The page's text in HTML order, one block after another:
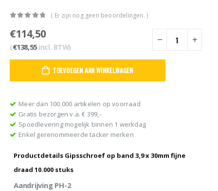
( Er zijn nog geen beoordelingen. )
€114,50
(€138,55incl. BTW)
TOEVOEGEN AAN WINKELWAGEN
Meer dan 100.000 artikelen op voorraad
Gratis bezorgen v.a. € 399,-
Spoedlevering mogelijk binnen 1 werkdag
Enkel gerenommeerde tacker merken
Productdetails Gipsschroef op band 3,9 x 30mm fijne
draad 10.000 stuks
Aandrijving PH-2